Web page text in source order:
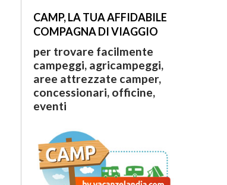
CAMP, LA TUA AFFIDABILE
COMPAGNA DI VIAGGIO
per trovare facilmente
campeggi, agricampeggi,
aree attrezzate camper,
concessionari, officine,
eventi